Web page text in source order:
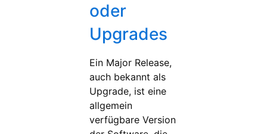
oder
Upgrades
Ein Major Release,
auch bekannt als
Upgrade, ist eine
allgemein
verfügbare Version